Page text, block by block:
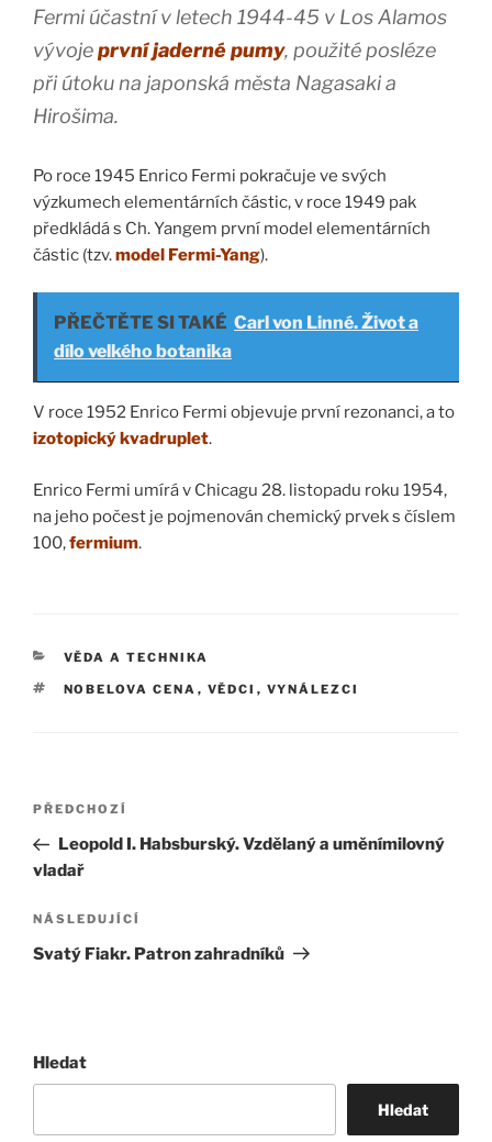
Fermi účastní v letech 1944-45 v Los Alamos
vývojeprvní jaderné pumy, použité posléze
při útoku na japonská města Nagasaki a
Hirošima.
Po roce 1945 Enrico Fermi pokračuje ve svých
výzkumech elementárních částic, v roce 1949 pak
předkládá s Ch. Yangem první model elementárních
částic (tzv.model Fermi-Yang).
PŘEČTĚTE SI TAKÉ Carl von Linné. Život a
dílo velkého botanika
V roce 1952 Enrico Fermi objevuje první rezonanci, a to
izotopický kvadruplet.
Enrico Fermi umírá v Chicagu 28. listopadu roku 1954,
na jeho počest je pojmenován chemický prvek s číslem
100,fermium.
RUBRIKY
VĚDA A TECHNIKA
ŠTÍTKY
NOBELOVA CENA , VĚDCI , VYNÁLEZCI
Navigace
příspěvek
Předchozí
příspěvek
PŘEDCHOZÍ
Leopold I. Habsburský. Vzdělaný a uměnímilovný
vladař
Následující
příspěvek
NÁSLEDUJÍCÍ
Svatý Fiakr. Patron zahradníků
Hledat
Hledat